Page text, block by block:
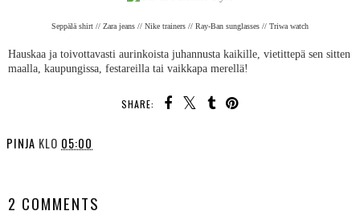
Seppälä shirt // Zara jeans // Nike trainers // Ray-Ban sunglasses // Triwa watch
Hauskaa ja toivottavasti aurinkoista juhannusta kaikille, vietittepä sen sitten
maalla, kaupungissa, festareilla tai vaikkapa merellä!
SHARE:
PINJA KLO 05:00
2 COMMENTS